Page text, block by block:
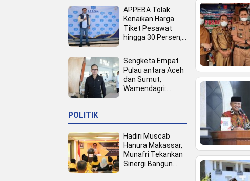
Tingkat Kota
APPEBA Tolak
Kenaikan Harga
Tiket Pesawat
hingga 30 Persen,
Jamaah Haji dan
Umrah
Sengketa Empat
Pulau antara Aceh
dan Sumut,
Wamendagri:
POLITIK
Hadiri Muscab
Hanura Makassar,
Munafri Tekankan
Sinergi Bangun